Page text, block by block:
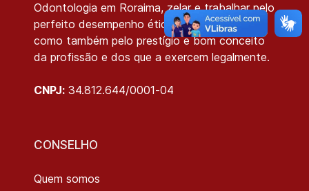
Odontologia em Roraima, zelar e trabalhar pelo
perfeito desempenho ético da Odontologia,
como também pelo prestígio e bom conceito
da profissão e dos que a exercem legalmente.
CNPJ: 34.812.644/0001-04
CONSELHO
Quem somos